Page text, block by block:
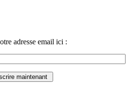
adresse email ici :